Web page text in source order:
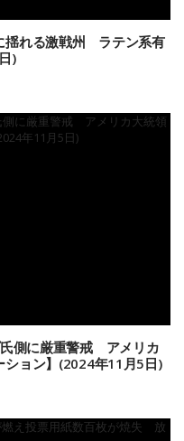
揺れる激戦州 ラテン系有
)
側に厳重警戒 アメリカ
ション】(2024年11月5日)